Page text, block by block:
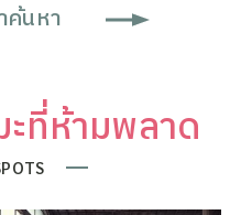
ค้นหา
ที่ห้ามพลาด